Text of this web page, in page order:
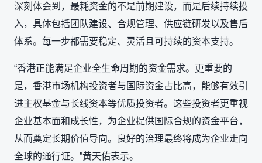
深刻体会到，最耗资金的不是前期建设，而是后续持续投
入，具体包括团队建设、合规管理、供应链研发以及售后
体系。每一步都需要稳定、灵活且可持续的资本支持。
“香港正能满足企业全生命周期的资金需求。更重要的
是，香港市场机构投资者与国际资金占比高，能够有效引
进主权基金与长线资本等优质投资者。这些投资者更重视
企业基本面和成长性，为企业提供国际合规的资金平台，
从而奠定长期价值导向。良好的治理最终将成为企业走向
全球的通行证。”黄天佑表示。